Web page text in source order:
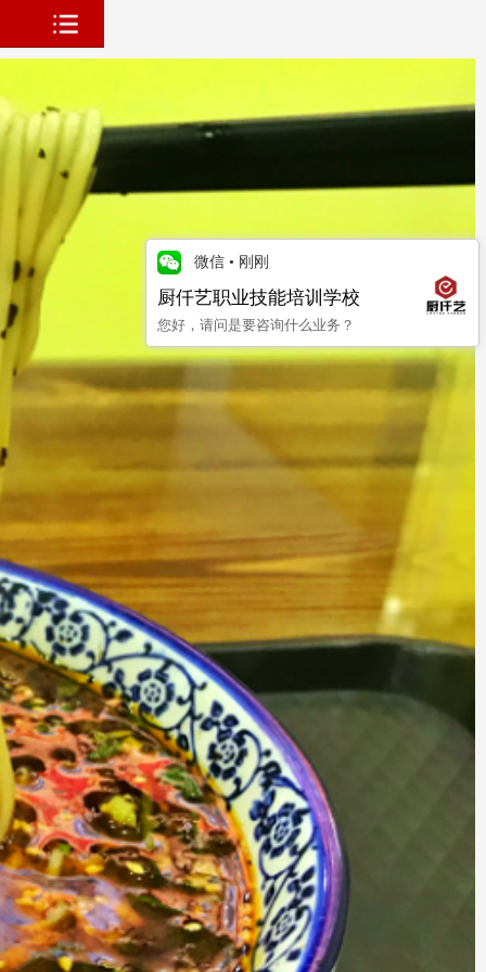
微信 • 刚刚
厨仟艺职业技能培训学校
您好，请问是要咨询什么业务？